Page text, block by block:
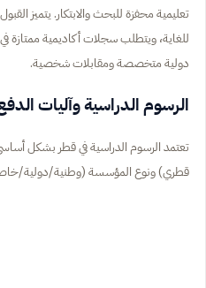
تعليمية محفزة للبحث والابتكار. يتميز
للغاية، ويتطلب سجلات أكاديمية ممتازة في
دولية متخصصة ومقابلات شخصية.
الرسوم الدراسية وآليات
تعتمد الرسوم الدراسية في قطر بشكل
قطري) ونوع المؤسسة (وطنية/دولية/